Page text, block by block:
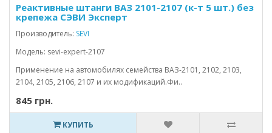
Реактивные штанги ВАЗ 2101-2107 (к-т 5 шт.) без
крепежа СЭВИ Эксперт
Производитель: SEVI
Модель: sevi-expert-2107
Применение на автомобилях семейства ВАЗ-2101, 2102, 2103,
2104, 2105, 2106, 2107 и их модификаций.Фи..
845 грн.
КУПИТЬ